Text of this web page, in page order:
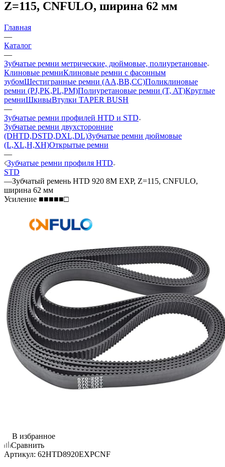
Z=115, CNFULO, ширина 62 мм
Главная
—
Каталог
—
Зубчатые ремни метрические, дюймовые, полиуретановые
Клиновые ремниКлиновые ремни с фасонным
зубомШестигранные ремни (AA,BB,CC)Поликлиновые
ремни (PJ,PK,PL,PM)Полиуретановые ремни (T, AT)Круглые
ремниШкивыВтулки TAPER BUSH
—
Зубчатые ремни профилей HTD и STD
Зубчатые ремни двухсторонние
(DHTD,DSTD,DXL,DL)Зубчатые ремни дюймовые
(L,XL,H,XH)Открытые ремни
—
Зубчатые ремни профиля HTD
STD
—Зубчатый ремень HTD 920 8M EXP, Z=115, CNFULO,
ширина 62 мм
Усиление ■■■■■□
В избранное
Сравнить
Артикул: 62HTD8920EXPCNF